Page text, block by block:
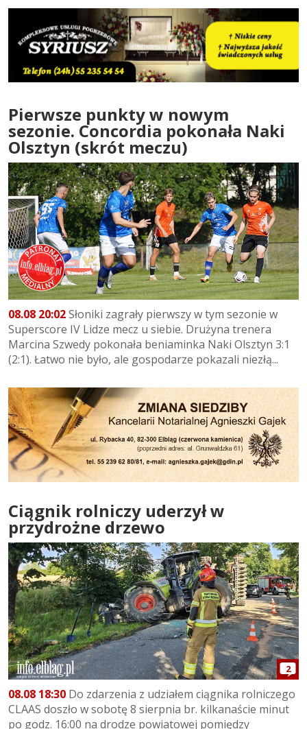
Pierwsze punkty w nowym
sezonie. Concordia pokonała Naki
Olsztyn (skrót meczu)
08.08 20:02Słoniki zagrały pierwszy w tym sezonie w
Superscore IV Lidze mecz u siebie. Drużyna trenera
Marcina Szwedy pokonała beniaminka Naki Olsztyn 3:1
(2:1). Łatwo nie było, ale gospodarze pokazali niezłą...
Ciągnik rolniczy uderzył w
przydrożne drzewo
2
08.08 18:30 Do zdarzenia z udziałem ciągnika rolniczego
CLAAS doszło w sobotę 8 sierpnia br. kilkanaście minut
po godz. 16:00 na drodze powiatowej pomiędzy